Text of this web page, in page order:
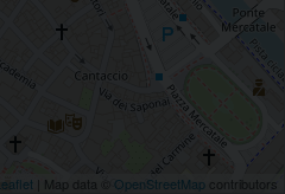
| Map data © OpenStreetMap contributors